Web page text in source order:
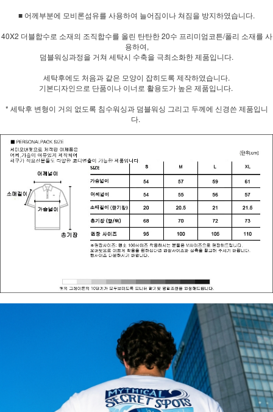
■ 어께부분에 모비론섬유를 사용하여 늘어짐이나 쳐짐을 방지하였습니다.
40X2 더블합수로 소재의 조직합수를 올린 탄탄한 20수 프리미엄코튼/폴리 소재를 사
용하여,
덤블워싱과정을 거쳐 세탁시 수축을 극최소화한 제품입니다.
세탁후에도 처음과 같은 모양이 잡히도록 제작하였습니다.
기본디자인으로 단품이나 이너로 활용도가 높은 제품입니다.
* 세탁후 변형이 거의 없도록 침수워싱과 덤블워싱 그리고 두께에 신경쓴 제품입니
다.